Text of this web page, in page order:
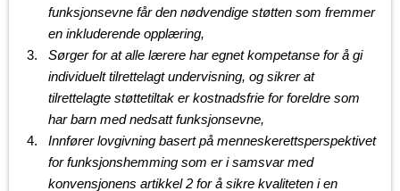
funksjonsevne får den nødvendige støtten som fremmer
en inkluderende opplæring,
Sørger for at alle lærere har egnet kompetanse for å gi
individuelt tilrettelagt undervisning, og sikrer at
tilrettelagte støttetiltak er kostnadsfrie for foreldre som
har barn med nedsatt funksjonsevne,
Innfører lovgivning basert på menneskerettsperspektivet
for funksjonshemming som er i samsvar med
konvensjonens artikkel 2 for å sikre kvaliteten i en